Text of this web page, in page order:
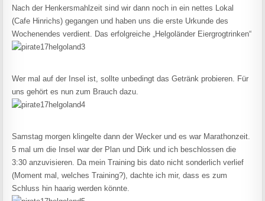
Nach der Henkersmahlzeit sind wir dann noch in ein nettes Lokal
(Cafe Hinrichs) gegangen und haben uns die erste Urkunde des
Wochenendes verdient. Das erfolgreiche „Helgoländer Eiergrogtrinken“
Wer mal auf der Insel ist, sollte unbedingt das Getränk probieren. Für
uns gehört es nun zum Brauch dazu.
Samstag morgen klingelte dann der Wecker und es war Marathonzeit.
5 mal um die Insel war der Plan und Dirk und ich beschlossen die
3:30 anzuvisieren. Da mein Training bis dato nicht sonderlich verlief
(Moment mal, welches Training?), dachte ich mir, dass es zum
Schluss hin haarig werden könnte.